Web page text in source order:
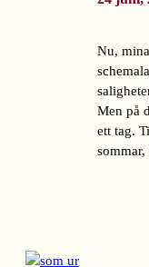
Nu,
Men på
ett tag.